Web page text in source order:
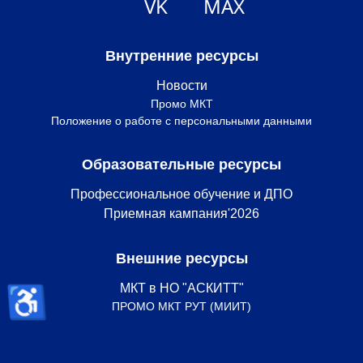
VK MAX
Внутренние ресурсы
Новости
Промо МКТ
Положение о работе с персональными данными
Образовательные ресурсы
Профессиональное обучение и ДПО
Приемная кампания'2026
Внешние ресурсы
МКТ в НО "АСКИТТ"
ПРОМО МКТ РУТ (МИИТ)